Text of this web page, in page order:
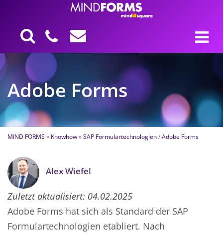
Adobe Forms
MIND FORMS » Knowhow»SAP Formulartechnologien/Adobe Forms
Alex Wiefel
Zuletzt aktualisiert: 04.02.2025
Adobe Forms hat sich als Standard der SAP
Formulartechnologien etabliert. Nach